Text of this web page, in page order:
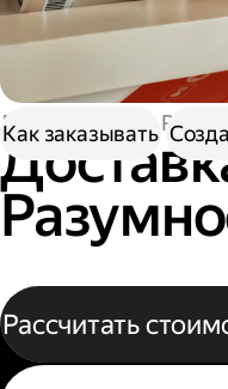
Доставка По
Рассчитать
Как заказывать